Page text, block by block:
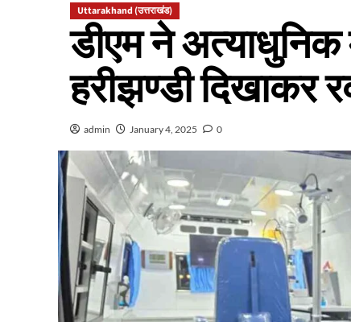
Uttarakhand (उत्तराखंड)
डीएम ने
हरीझण्डी दिखाकर
admin January 4, 2025 0